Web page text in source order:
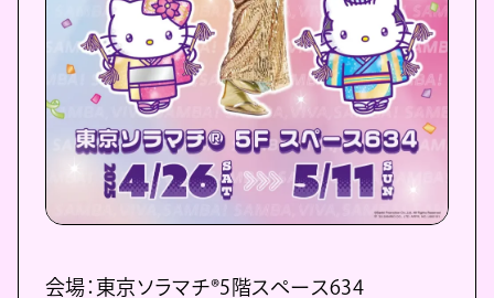
会場：東京ソラマチ®5階スペース634